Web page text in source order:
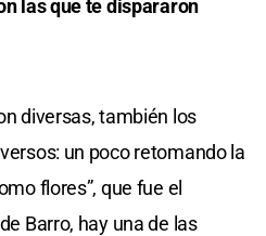
las que te dispararon
diversas, también los
un poco retomando la
flores”, que fue el
Barro, hay una de las